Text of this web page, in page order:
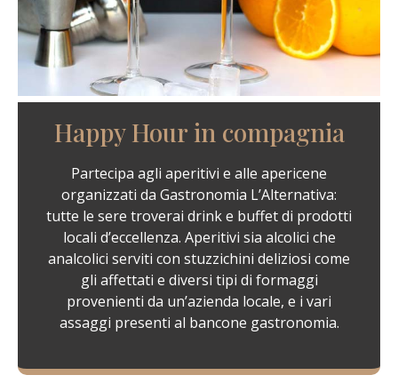
Happy Hour in compagnia
Partecipa agli aperitivi e alle apericene
organizzati da Gastronomia L’Alternativa:
tutte le sere troverai drink e buffet di prodotti
locali d’eccellenza. Aperitivi sia alcolici che
analcolici serviti con stuzzichini deliziosi come
gli affettati e diversi tipi di formaggi
provenienti da un’azienda locale, e i vari
assaggi presenti al bancone gastronomia.